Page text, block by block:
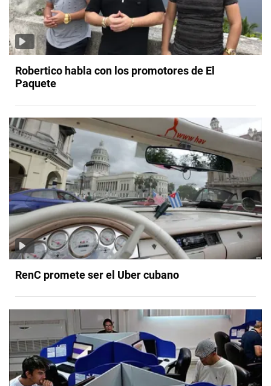
Robertico habla con los promotores de El
Paquete
RenC promete ser el Uber cubano